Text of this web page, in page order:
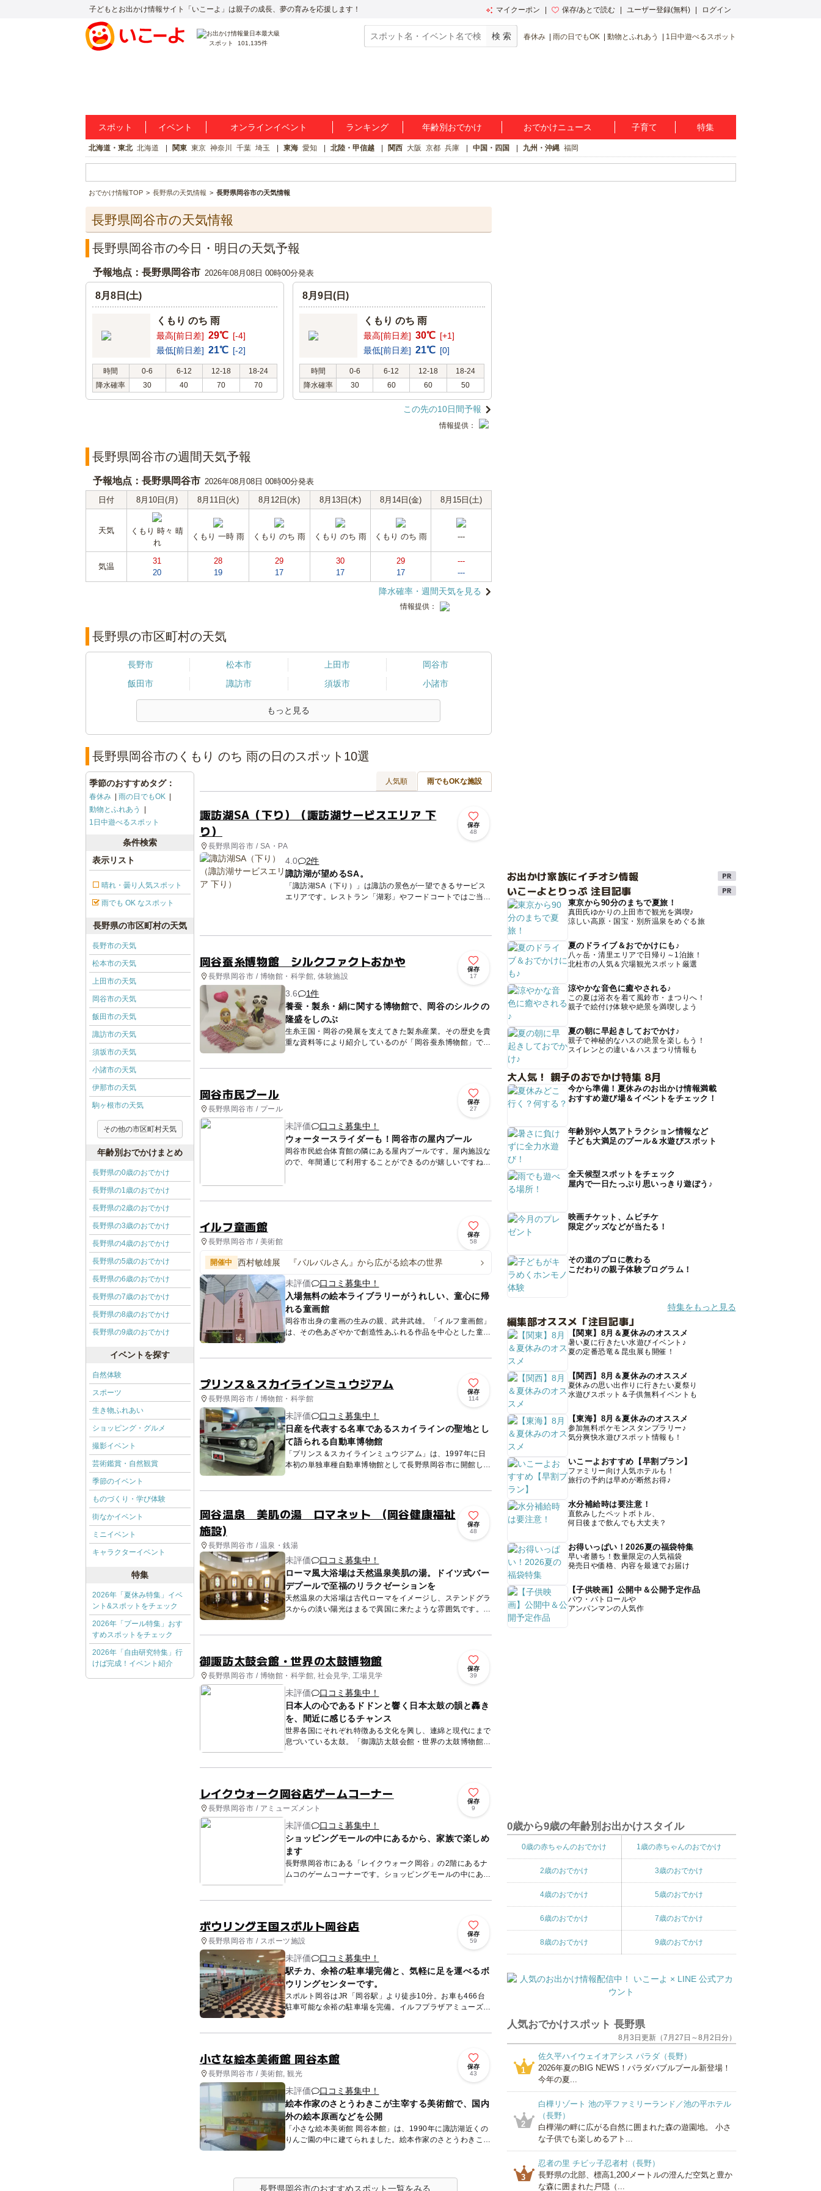
子どもとお出かけ情報サイト「いこーよ」は親子の成長、夢の育みを応援します！ マイクーポン 保存/あとで読む ユーザー登録(無料) ログイン
スポット 101,135件
春休み 雨の日でもOK 動物とふれあう 1日中遊べるスポット
スポット イベント オンラインイベント ランキング 年齢別おでかけ おでかけニュース 子育て 特集
北海道・東北 北海道 関東 東京 神奈川 千葉 埼玉 東海 愛知 北陸・甲信越 関西 大阪 京都 兵庫 中国・四国 九州・沖縄 福岡
おでかけ情報TOP 長野県の天気情報 長野県岡谷市の天気情報
長野県岡谷市の天気情報
長野県岡谷市の今日・明日の天気予報
予報地点：長野県岡谷市 2026年08月08日 00時00分発表
8月8日(土)
くもり のち 雨
最高[前日差] 29℃ [-4]
最低[前日差] 21℃ [-2]
時間 0-6 6-12 12-18
18-24
降水確率
30 40 70 70
8月9日(日)
くもり のち 雨
最高[前日差] 30℃ [+1]
最低[前日差] 21℃ [0]
時間 0-6 6-12 12-18
18-24
降水確率
30 60 60 50
この先の10日間予報
情報提供：
長野県岡谷市の週間天気予報
予報地点：長野県岡谷市 2026年08月08日 00時00分発表
日付
8月10日(月) 8月11日(火) 8月12日(水) 8月13日(木) 8月14日(金) 8月15日(土)
天気
くもり 時々 晴
れ
くもり 一時 雨 くもり のち 雨 くもり のち 雨 くもり のち 雨 ---
気温
31
20
28
19
29
17
30
17
29
17
---
---
降水確率・週間天気を見る
情報提供：
長野県の市区町村の天気
長野市 松本市 上田市
岡谷市
飯田市
諏訪市 須坂市 小諸市
もっと見る
長野県岡谷市のくもり のち 雨の日のスポット10選
人気順 雨でもOKな施設
諏訪湖SA（下り）（諏訪湖サービスエリア 下
り）
長野県岡谷市 / SA・PA
保存
48
4.0
2件
諏訪湖が望めるSA。
「諏訪湖SA（下り）」は諏訪の景色が一望できるサービス
エリアです。レストラン「湖彩」やフードコートではご当地
岡谷蚕糸博物館 シルクファクトおかや
長野県岡谷市 / 博物館・科学館, 体験施設
保存
17
3.6
1件
養蚕・製糸・絹に関する博物館で、岡谷のシルクの
隆盛をしのぶ
生糸王国・岡谷の発展を支えてきた製糸産業。その歴史を貴
重な資料等により紹介しているのが「岡谷蚕糸博物館」で
す。主な収蔵品は、蚕種紙、蛾框、雌雄鑑別器 、一粒繭秤
岡谷市民プール
長野県岡谷市 / プール
保存
27
未評価
口コミ募集中！
ウォータースライダーも！岡谷市の屋内プール
岡谷市民総合体育館の隣にある屋内プールです。屋内施設な
ので、年間通じて利用することができるのが嬉しいですね。
もあります...
イルフ童画館
長野県岡谷市 / 美術館
保存
58
開催中 西村敏雄展 『バルバルさん』から広がる絵本の世界
未評価
口コミ募集中！
入場無料の絵本ライブラリーがうれしい、童心に帰
れる童画館
岡谷市出身の童画の生みの親、武井武雄。「イルフ童画館」
は、その色あざやかで創造性あふれる作品を中心とした童画
に関する美術館です。常設展示では、童画や版画、自らのラ
プリンス＆スカイラインミュウジアム
長野県岡谷市 / 博物館・科学館
保存
114
未評価
口コミ募集中！
日産を代表する名車であるスカイラインの聖地とし
て語られる自動車博物館
「プリンス＆スカイラインミュウジアム」は、1997年に日
本初の単独車種自動車博物館として長野県岡谷市に開館しま
した。日産を代表する名車であるスカイラインの聖地とし
岡谷温泉 美肌の湯 ロマネット (岡谷健康福祉
施設)
長野県岡谷市 / 温泉・銭湯
保存
48
未評価
口コミ募集中！
ローマ風大浴場は天然温泉美肌の湯。ドイツ式バー
デプールで至福のリラクゼーションを
天然温泉の大浴場は古代ローマをイメージし、ステンドグラ
スからの淡い陽光はまるで異国に来たような雰囲気です。
ゆったりくつろげる大きな円形風呂の底には玉石が敷いてあ
御諏訪太鼓会館・世界の太鼓博物館
長野県岡谷市 / 博物館・科学館, 社会見学, 工場見学
保存
39
未評価
口コミ募集中！
日本人の心であるドドンと響く日本太鼓の韻と轟き
を、間近に感じるチャンス
世界各国にそれぞれ特徴ある文化を興し、連綿と現代にまで
息づいている太鼓。「御諏訪太鼓会館・世界の太鼓博物館」
には、そんな太鼓の数々が、日本をはじめ中国、タイ、シン
レイクウォーク岡谷店ゲームコーナー
長野県岡谷市 / アミューズメント
保存
9
未評価
口コミ募集中！
ショッピングモールの中にあるから、家族で楽しめ
ます
長野県岡谷市にある「レイクウォーク岡谷」の2階にあるナ
ムコのゲームコーナーです。ショッピングモールの中にあ
り、幅広い年代が楽しめるようなゲームが勢ぞろい。 キッ
ボウリング王国スポルト岡谷店
長野県岡谷市 / スポーツ施設
保存
59
未評価
口コミ募集中！
駅チカ、余裕の駐車場完備と、気軽に足を運べるボ
ウリングセンターです。
スポルト岡谷はJR「岡谷駅」より徒歩10分。お車も466台
駐車可能な余裕の駐車場を完備。イルフプラザアミューズメ
ント2階にあるボウリングセンターです。 スポルト岡谷
小さな絵本美術館 岡谷本館
長野県岡谷市 / 美術館, 観光
保存
43
未評価
口コミ募集中！
絵本作家のさとうわきこが主宰する美術館で、国内
外の絵本原画などを公開
「小さな絵本美術館 岡谷本館」は、1990年に諏訪湖近くの
りんご園の中に建てられました。絵本作家のさとうわきこが
主宰する美術館で、国内外問わず絵本原画や絵画、古い絵本
長野県岡谷市のおすすめスポット一覧をみる
季節のおすすめタグ：
春休み
雨の日でもOK
動物とふれあう
1日中遊べるスポット
条件検索
表示リスト
晴れ・曇り人気スポット
雨でも OK なスポット
長野県の市区町村の天気
長野市の天気
松本市の天気
上田市の天気
岡谷市の天気
飯田市の天気
諏訪市の天気
須坂市の天気
小諸市の天気
伊那市の天気
駒ヶ根市の天気
その他の市区町村天気
年齢別おでかけまとめ
長野県の0歳のおでかけ
長野県の1歳のおでかけ
長野県の2歳のおでかけ
長野県の3歳のおでかけ
長野県の4歳のおでかけ
長野県の5歳のおでかけ
長野県の6歳のおでかけ
長野県の7歳のおでかけ
長野県の8歳のおでかけ
長野県の9歳のおでかけ
イベントを探す
自然体験
スポーツ
生き物ふれあい
ショッピング・グルメ
撮影イベント
芸術鑑賞・自然観賞
季節のイベント
ものづくり・学び体験
街なかイベント
ミニイベント
キャラクターイベント
特集
2026年「夏休み特集」イベ
ント&スポットをチェック
2026年「プール特集」おす
すめスポットをチェック
2026年「自由研究特集」行
けば完成！イベント紹介
お出かけ家族にイチオシ情報
いこーよとりっぷ 注目記事
東京から90分のまちで夏旅！
真田氏ゆかりの上田市で観光を満喫♪
涼しい高原・国宝・別所温泉をめぐる旅
夏のドライブ＆おでかけにも♪
八ヶ岳・清里エリアで日帰り～1泊旅！
北杜市の人気＆穴場観光スポット厳選
涼やかな音色に癒やされる♪
この夏は浴衣を着て風鈴市・まつりへ！
親子で絵付け体験や絶景を満喫しよう
夏の朝に早起きしておでかけ♪
親子で神秘的なハスの絶景を楽しもう！
スイレンとの違い＆ハスまつり情報も
大人気！ 親子のおでかけ特集 8月
今から準備！夏休みのお出かけ情報満載
おすすめ遊び場＆イベントをチェック！
年齢別や人気アトラクション情報など
子ども大満足のプール＆水遊びスポット
全天候型スポットをチェック
屋内で一日たっぷり思いっきり遊ぼう♪
映画チケット、ムビチケ
限定グッズなどが当たる！
その道のプロに教わる
こだわりの親子体験プログラム！
特集をもっと見る
編集部オススメ「注目記事」
【関東】8月＆夏休みのオススメ
暑い夏に行きたい水遊びイベント♪
夏の定番恐竜＆昆虫展も開催！
【関西】8月＆夏休みのオススメ
夏休みの思い出作りに行きたい夏祭り
水遊びスポット＆子供無料イベントも
【東海】8月＆夏休みのオススメ
参加無料ポケモンスタンプラリー♪
気分爽快水遊びスポット情報も！
いこーよおすすめ【早割プラン】
ファミリー向け人気ホテルも！
旅行の予約は早めが断然お得♪
水分補給時は要注意！
直飲みしたペットボトル、
何日後まで飲んでも大丈夫？
お得いっぱい！2026夏の福袋特集
早い者勝ち！数量限定の人気福袋
発売日や価格、内容を最速でお届け
【子供映画】公開中＆公開予定作品
パウ・パトロールや
アンパンマンの人気作
0歳から9歳の年齢別お出かけスタイル
0歳の赤ちゃんのおでかけ 1歳の赤ちゃんのおでかけ
2歳のおでかけ 3歳のおでかけ
4歳のおでかけ 5歳のおでかけ
6歳のおでかけ 7歳のおでかけ
8歳のおでかけ 9歳のおでかけ
人気おでかけスポット 長野県
8月3日更新（7月27日～8月2日分）
1
佐久平ハイウェイオアシス パラダ（長野）
2026年夏のBIG NEWS！パラダバブルプール新登場！
今年の夏...
2
白樺リゾート 池の平ファミリーランド／池の平ホテル
（長野）
白樺湖の畔に広がる自然に囲まれた森の遊園地。 小さ
な子供でも楽しめるアト...
3
忍者の里 チビッ子忍者村（長野）
長野県の北部、標高1,200メートルの澄んだ空気と豊か
な森に囲まれた戸隠（...